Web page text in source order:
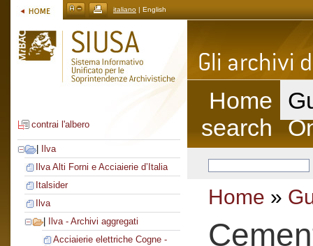
italiano | English
contrai l'albero
Ilva
Ilva Alti Forni e Acciaierie d’Italia
Italsider
Ilva
Ilva - Archivi aggregati
Acciaierie elettriche Cogne -
Home
search
Home »